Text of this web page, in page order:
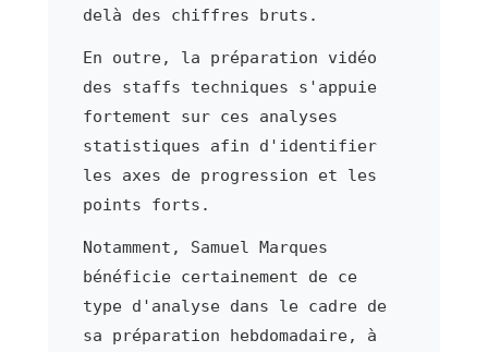
delà des chiffres bruts.
En outre, la préparation vidéo
des staffs techniques s'appuie
fortement sur ces analyses
statistiques afin d'identifier
les axes de progression et les
points forts.
Notamment, Samuel Marques
bénéficie certainement de ce
type d'analyse dans le cadre de
sa préparation hebdomadaire, à